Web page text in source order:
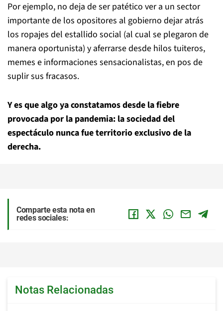
Por ejemplo, no deja de ser patético ver a un sector
importante de los opositores al gobierno dejar atrás
los ropajes del estallido social (al cual se plegaron de
manera oportunista) y aferrarse desde hilos tuiteros,
memes e informaciones sensacionalistas, en pos de
suplir sus fracasos.
Y es que algo ya constatamos desde la fiebre
provocada por la pandemia: la sociedad del
espectáculo nunca fue territorio exclusivo de la
derecha.
Comparte esta nota en
redes sociales:
Notas Relacionadas